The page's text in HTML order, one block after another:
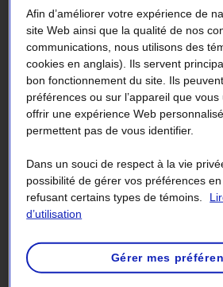
qui
Contexte
majeure)
1997
WSCC
(Compliance
Program)
2003
Northeast
Blackout
(la
« mégapanne »)
de
FERC et
Afin d’améliorer votre expérience de
site Web ainsi que la qualité de nos
communications, nous utilisons des
cookies en anglais). Ils servent
bon fonctionnement du site. Ils
préférences ou sur l’appareil que
offrir une expérience Web
permettent pas de vous identifier.
Dans un souci de respect à la vie
possibilité de gérer vos préférences
refusant certains types de témoins.
d’utilisation
Gérer mes